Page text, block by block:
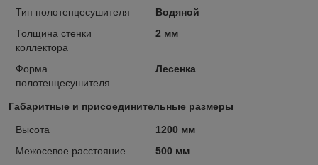
Тип полотенцесушителя
Водяной
Толщина стенки
коллектора
2 мм
Форма
полотенцесушителя
Лесенка
Габаритные и присоединительные размеры
Высота
1200 мм
Межосевое расстояние
500 мм